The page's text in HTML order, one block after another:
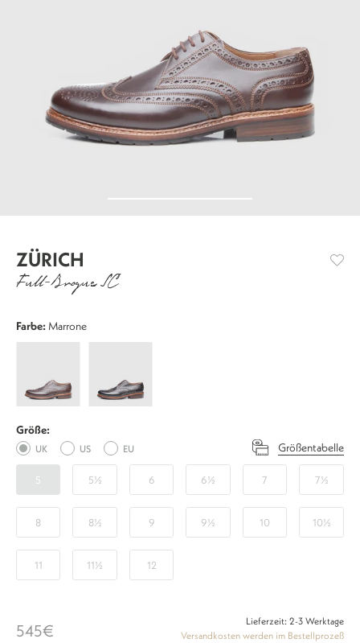
ZÜRICH
Full-Brogue SC
Farbe: Marrone
Brogue
-
Marrone
Brogue
Schwarz
Größe:
UK US EU Größentabelle
5 5½ 6 6½ 7 7½
8 8½ 9 9½ 10 10½
11 11½ 12
545€
Lieferzeit: 2-3 Werktage
Versandkosten werden im Bestellprozeß